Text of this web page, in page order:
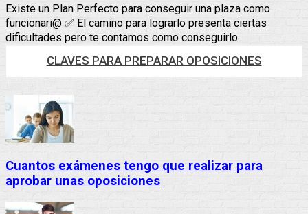
Existe un Plan Perfecto para conseguir una plaza como
funcionari@ ✅ El camino para lograrlo presenta ciertas
dificultades pero te contamos como conseguirlo.
CLAVES PARA PREPARAR OPOSICIONES
Cuantos exámenes tengo que realizar para
aprobar unas oposiciones